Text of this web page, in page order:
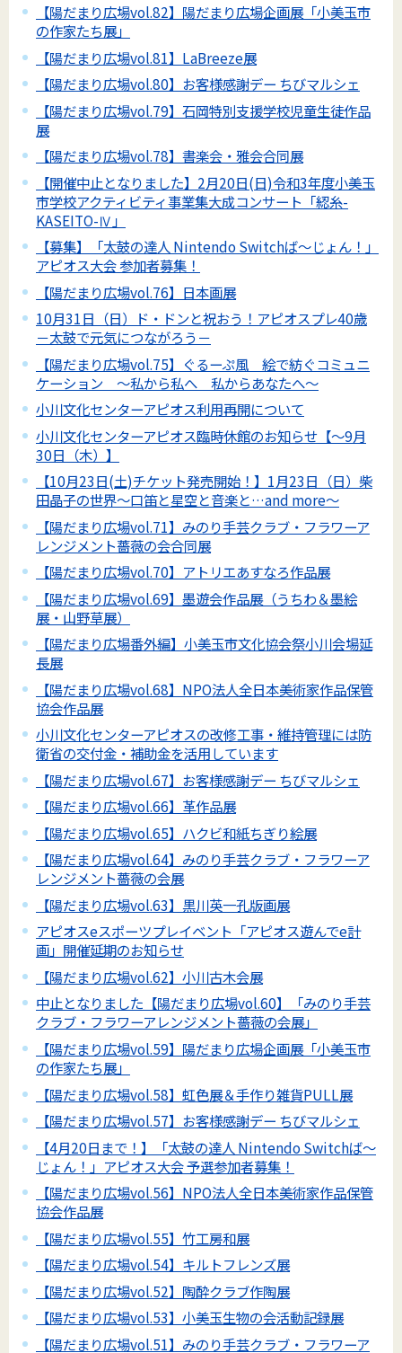
【陽だまり広場vol.82】陽だまり広場企画展「小美玉市
の作家たち展」
【陽だまり広場vol.81】LaBreeze展
【陽だまり広場vol.80】お客様感謝デー ちびマルシェ
【陽だまり広場vol.79】石岡特別支援学校児童生徒作品
展
【陽だまり広場vol.78】書楽会・雅会合同展
【開催中止となりました】2月20日(日)令和3年度小美玉
市学校アクティビティ事業集大成コンサート「綛糸-
KASEITO-Ⅳ」
【募集】「太鼓の達人 Nintendo Switchば～じょん！」
アピオス大会 参加者募集！
【陽だまり広場vol.76】日本画展
10月31日（日）ド・ドンと祝おう！アピオスプレ40歳
－太鼓で元気につながろう－
【陽だまり広場vol.75】ぐるーぷ風 絵で紡ぐコミュニ
ケーション ～私から私へ 私からあなたへ～
小川文化センターアピオス利用再開について
小川文化センターアピオス臨時休館のお知らせ【～9月
30日（木）】
【10月23日(土)チケット発売開始！】1月23日（日）柴
田晶子の世界～口笛と星空と音楽と…and more～
【陽だまり広場vol.71】みのり手芸クラブ・フラワーア
レンジメント薔薇の会合同展
【陽だまり広場vol.70】アトリエあすなろ作品展
【陽だまり広場vol.69】墨遊会作品展（うちわ＆墨絵
展・山野草展）
【陽だまり広場番外編】小美玉市文化協会祭小川会場延
長展
【陽だまり広場vol.68】NPO法人全日本美術家作品保管
協会作品展
小川文化センターアピオスの改修工事・維持管理には防
衛省の交付金・補助金を活用しています
【陽だまり広場vol.67】お客様感謝デー ちびマルシェ
【陽だまり広場vol.66】革作品展
【陽だまり広場vol.65】ハクビ和紙ちぎり絵展
【陽だまり広場vol.64】みのり手芸クラブ・フラワーア
レンジメント薔薇の会展
【陽だまり広場vol.63】黒川英一孔版画展
アピオスeスポーツプレイベント「アピオス遊んでe計
画」開催延期のお知らせ
【陽だまり広場vol.62】小川古木会展
中止となりました【陽だまり広場vol.60】「みのり手芸
クラブ・フラワーアレンジメント薔薇の会展」
【陽だまり広場vol.59】陽だまり広場企画展「小美玉市
の作家たち展」
【陽だまり広場vol.58】虹色展＆手作り雑貨PULL展
【陽だまり広場vol.57】お客様感謝デー ちびマルシェ
【4月20日まで！】「太鼓の達人 Nintendo Switchば～
じょん！」アピオス大会 予選参加者募集！
【陽だまり広場vol.56】NPO法人全日本美術家作品保管
協会作品展
【陽だまり広場vol.55】竹工房和展
【陽だまり広場vol.54】キルトフレンズ展
【陽だまり広場vol.52】陶酔クラブ作陶展
【陽だまり広場vol.53】小美玉生物の会活動記録展
【陽だまり広場vol.51】みのり手芸クラブ・フラワーア